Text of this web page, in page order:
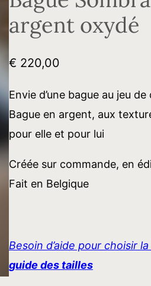
argent oxydé
€ 220,00
Envie d’une bague au jeu
Bague en argent, aux
pour elle et pour lui
Créée sur commande, en
Fait en Belgique
Besoin d’aide pour choisir
guide des tailles